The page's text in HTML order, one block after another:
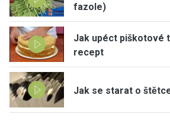
fazole)
Jak upéct piškotové
recept
Jak se starat o